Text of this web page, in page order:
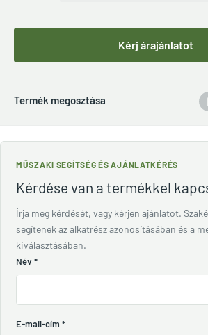
Kérj árajánlatot
Termék megosztása
MŰSZAKI SEGÍTSÉG ÉS AJÁNLATKÉRÉS
Kérdése van a termékkel
Írja meg kérdését, vagy kérjen ajánlatot.
segítenek az alkatrész azonosításában és a
kiválasztásában.
Név *
E-mail-cím *